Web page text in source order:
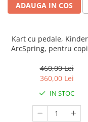
ADAUGA IN COS
Kart cu pedale,
ArcSpring, pentru
negru
460,00 Lei
360,00 Lei
IN STOC